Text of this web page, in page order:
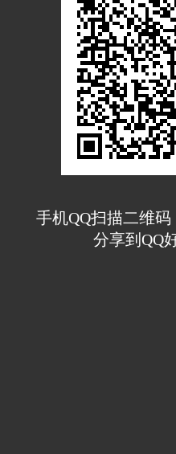
手机QQ扫描二维码
分享到QQ